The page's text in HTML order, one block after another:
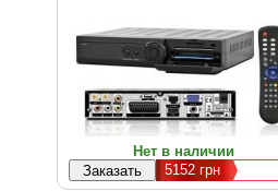
Нет в наличии
5152 грн